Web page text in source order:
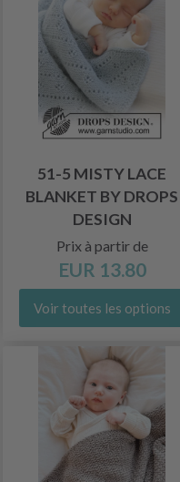
51-5 MISTY LACE
BLANKET BY DROPS
DESIGN
Prix à partir de
EUR 13.80
Voir toutes les options